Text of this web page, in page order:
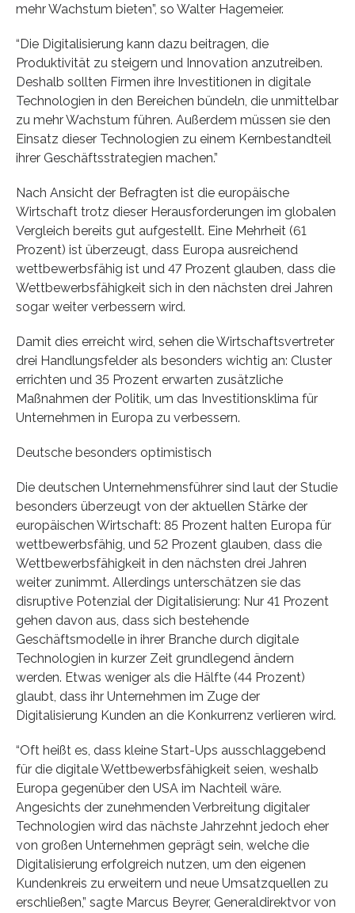
mehr Wachstum bieten”, so Walter Hagemeier.
“Die Digitalisierung kann dazu beitragen, die
Produktivität zu steigern und Innovation anzutreiben.
Deshalb sollten Firmen ihre Investitionen in digitale
Technologien in den Bereichen bündeln, die unmittelbar
zu mehr Wachstum führen. Außerdem müssen sie den
Einsatz dieser Technologien zu einem Kernbestandteil
ihrer Geschäftsstrategien machen.”
Nach Ansicht der Befragten ist die europäische
Wirtschaft trotz dieser Herausforderungen im globalen
Vergleich bereits gut aufgestellt. Eine Mehrheit (61
Prozent) ist überzeugt, dass Europa ausreichend
wettbewerbsfähig ist und 47 Prozent glauben, dass die
Wettbewerbsfähigkeit sich in den nächsten drei Jahren
sogar weiter verbessern wird.
Damit dies erreicht wird, sehen die Wirtschaftsvertreter
drei Handlungsfelder als besonders wichtig an: Cluster
errichten und 35 Prozent erwarten zusätzliche
Maßnahmen der Politik, um das Investitionsklima für
Unternehmen in Europa zu verbessern.
Deutsche besonders optimistisch
Die deutschen Unternehmensführer sind laut der Studie
besonders überzeugt von der aktuellen Stärke der
europäischen Wirtschaft: 85 Prozent halten Europa für
wettbewerbsfähig, und 52 Prozent glauben, dass die
Wettbewerbsfähigkeit in den nächsten drei Jahren
weiter zunimmt. Allerdings unterschätzen sie das
disruptive Potenzial der Digitalisierung: Nur 41 Prozent
gehen davon aus, dass sich bestehende
Geschäftsmodelle in ihrer Branche durch digitale
Technologien in kurzer Zeit grundlegend ändern
werden. Etwas weniger als die Hälfte (44 Prozent)
glaubt, dass ihr Unternehmen im Zuge der
Digitalisierung Kunden an die Konkurrenz verlieren wird.
“Oft heißt es, dass kleine Start-Ups ausschlaggebend
für die digitale Wettbewerbsfähigkeit seien, weshalb
Europa gegenüber den USA im Nachteil wäre.
Angesichts der zunehmenden Verbreitung digitaler
Technologien wird das nächste Jahrzehnt jedoch eher
von großen Unternehmen geprägt sein, welche die
Digitalisierung erfolgreich nutzen, um den eigenen
Kundenkreis zu erweitern und neue Umsatzquellen zu
erschließen,” sagte Marcus Beyrer, Generaldirektvor von